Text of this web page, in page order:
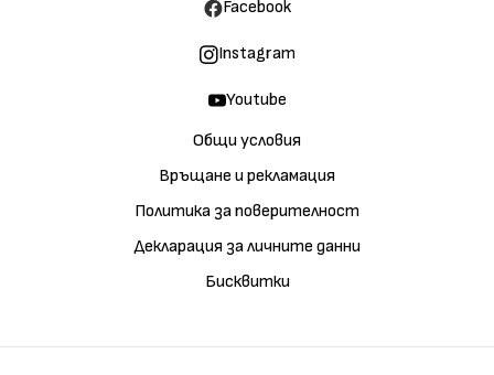
Общи условия
Връщане и рекламация
Политика за поверителност
Декларация за личните данни
Бисквитки
Facebook
Instagram
Youtube